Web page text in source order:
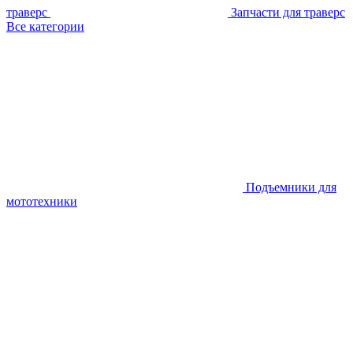
траверс
Запчасти для траверс
Все категории
Подъемники для
мототехники